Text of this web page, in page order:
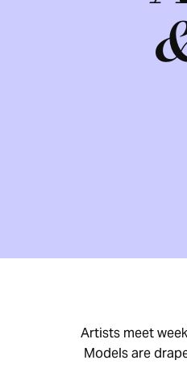
Artists meet
Models are